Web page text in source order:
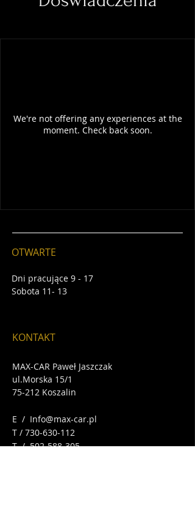
We're not offering any experiences at the
moment. Check back soon.
OTWARTE
Dni pracujące 9 - 17
Sobota 11- 13
KONTAKT
MAX-CAR Paweł Jaszczak
ul.Morska 15/1
75-212 Koszalin
E / Info@max-car.pl
T / 730-630-112
​T /502-588-305